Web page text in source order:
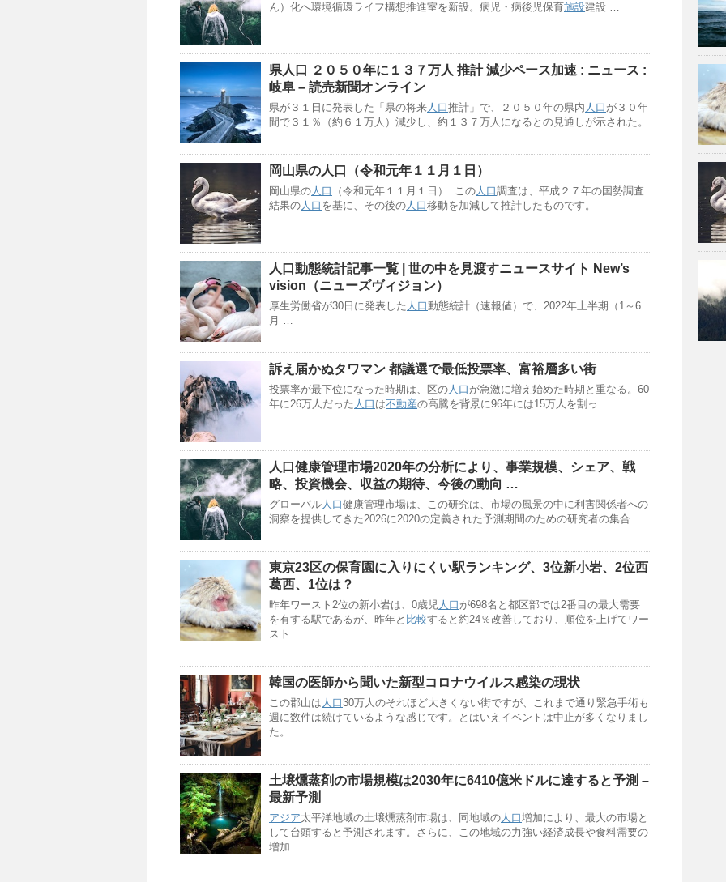
ん）化へ環境循環ライフ構想推進室を新設。病児・病後児保育施設建設 …
県人口
２０５０年に１３７万人 推計 減少ペース加速 : ニュース :
岐阜 – 読売新聞オンライン
県が３１日に発表した「県の将来人口推計」で、２０５０年の県内 人口 が３０年
間で３１％（約６１万人）減少し、約１３７万人になるとの見通しが示された。
岡山県の人口 （令和元年１１月１日）
岡山県の人口 （令和元年１１月１日）. この人口調査は、平成２７年の国勢調査
結果の人口 を基に、その後の人口移動を加減して推計したものです。
人口 動態統計記事一覧 | 世の中を見渡すニュースサイト New’s
vision（ニューズヴィジョン）
厚生労働省が30日に発表した 人口動態統計（速報値）で、2022年上半期（1～6
月 …
訴え届かぬタワマン 都議選で最低投票率、富裕層多い街
投票率が最下位になった時期は、区の人口 が急激に増え始めた時期と重なる。60
年に26万人だった 人口 は不動産の高騰を背景に96年には15万人を割っ …
人口 健康管理市場2020年の分析により、事業規模、シェア、戦
略、投資機会、収益の期待、今後の動向 …
グローバル人口健康管理市場は、この研究は、市場の風景の中に利害関係者への
洞察を提供してきた2026に2020の定義された予測期間のための研究者の集合 …
東京23区の保育園に入りにくい駅ランキング、3位新小岩、2位西
葛西、1位は？
昨年ワースト2位の新小岩は、0歳児人口 が698名と都区部では2番目の最大需要
を有する駅であるが、昨年と 比較すると約24％改善しており、順位を上げてワー
スト …
韓国の医師から聞いた新型コロナウイルス感染の現状
この郡山は 人口30万人のそれほど大きくない街ですが、これまで通り緊急手術も
週に数件は続けているような感じです。とはいえイベントは中止が多くなりまし
た。
土壌燻蒸剤の市場規模は2030年に6410億米ドルに達すると予測 –
最新予測
アジア太平洋地域の土壌燻蒸剤市場は、同地域の人口増加により、最大の市場と
して台頭すると予測されます。さらに、この地域の力強い経済成長や食料需要の
増加 …